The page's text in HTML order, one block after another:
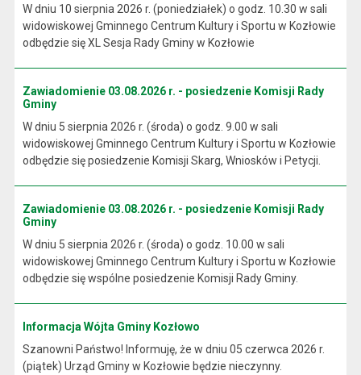
W dniu 10 sierpnia 2026 r. (poniedziałek) o godz. 10.30 w sali
widowiskowej Gminnego Centrum Kultury i Sportu w Kozłowie
odbędzie się XL Sesja Rady Gminy w Kozłowie
Zawiadomienie 03.08.2026 r. - posiedzenie Komisji Rady
Gminy
W dniu 5 sierpnia 2026 r. (środa) o godz. 9.00 w sali
widowiskowej Gminnego Centrum Kultury i Sportu w Kozłowie
odbędzie się posiedzenie Komisji Skarg, Wniosków i Petycji.
Zawiadomienie 03.08.2026 r. - posiedzenie Komisji Rady
Gminy
W dniu 5 sierpnia 2026 r. (środa) o godz. 10.00 w sali
widowiskowej Gminnego Centrum Kultury i Sportu w Kozłowie
odbędzie się wspólne posiedzenie Komisji Rady Gminy.
Informacja Wójta Gminy Kozłowo
Szanowni Państwo! Informuję, że w dniu 05 czerwca 2026 r.
(piątek) Urząd Gminy w Kozłowie będzie nieczynny.